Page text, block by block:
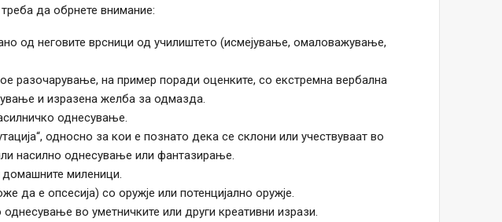
да обрнете внимание:
од неговите врсници од училиштето (исмејување, омаловажување,
разочарување, на пример поради оценките, со екстремна вербална
и изразена желба за одмазда.
однесување.
односно за кои е познато дека се склони или учествуваат во
насилно однесување или фантазирање.
миленици.
да е опсесија) со оружје или потенцијално оружје.
во уметничките или други креативни изрази.